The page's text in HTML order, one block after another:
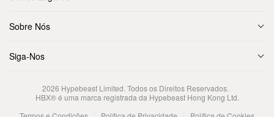
Sobre Nós
Siga-Nos
2026 Hypebeast Limited. Todos os Direitos Reservados.
HBX® é uma marca registrada da Hypebeast Hong Kong Ltd.